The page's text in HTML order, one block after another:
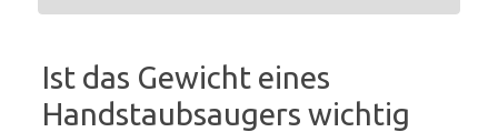
Ist das Gewicht eines
Handstaubsaugers wichtig